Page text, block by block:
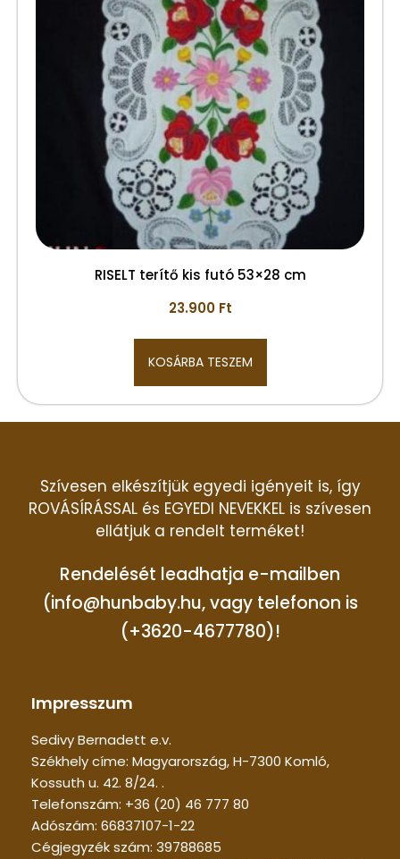
RISELT terítő kis futó 53×28 cm
23.900 Ft
KOSÁRBA TESZEM
Szívesen elkészítjük egyedi igényeit is, így
ROVÁSÍRÁSSAL és EGYEDI NEVEKKEL is szívesen
ellátjuk a rendelt terméket!
Rendelését leadhatja e-mailben
(info@hunbaby.hu, vagy telefonon is
(+3620-4677780)!
Impresszum
Sedivy Bernadett e.v.
Székhely címe: Magyarország, H-7300 Komló,
Kossuth u. 42. 8/24. .
Telefonszám: +36 (20) 46 777 80
Adószám: 66837107-1-22
Cégjegyzék szám: 39788685